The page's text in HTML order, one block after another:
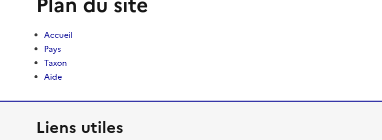
Accueil
Pays
Taxon
Aide
Liens utiles